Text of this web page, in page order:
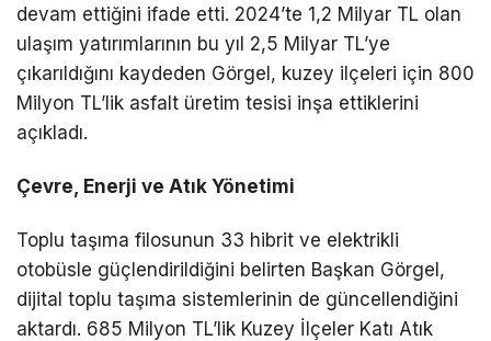
devam ettiğini ifade etti. 2024’te 1,2 Milyar TL olan
ulaşım yatırımlarının bu yıl 2,5 Milyar TL’ye
çıkarıldığını kaydeden Görgel, kuzey ilçeleri için 800
Milyon TL’lik asfalt üretim tesisi inşa ettiklerini
açıkladı.
Çevre, Enerji ve Atık Yönetimi
Toplu taşıma filosunun 33 hibrit ve elektrikli
otobüsle güçlendirildiğini belirten Başkan Görgel,
dijital toplu taşıma sistemlerinin de güncellendiğini
aktardı. 685 Milyon TL’lik Kuzey İlçeler Katı Atık